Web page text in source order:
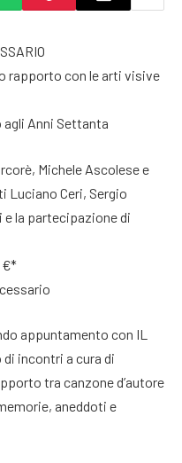
rapporto con le arti visive
Anni Settanta
Michele Ascolese e
Luciano Ceri, Sergio
e la partecipazione di
€*
appuntamento con IL
di incontri a cura di
tra canzone d’autore
aneddoti e